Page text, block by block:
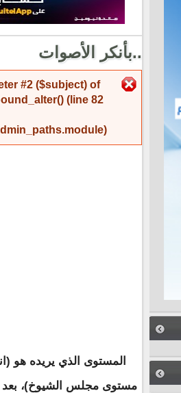
..بأنكر الأصوات
رسالة الخطأ
#2 ($subject) of
(line 82
).
المستوى الذي يريده هو
مستوى مجلس الشيوخ)، بعد